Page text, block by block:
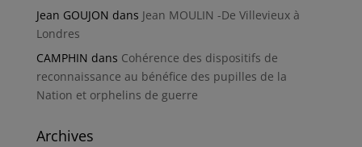
Jean GOUJON dans Jean MOULIN -De Villevieux à
Londres
CAMPHIN dans Cohérence des dispositifs de
reconnaissance au bénéfice des pupilles de la
Nation et orphelins de guerre
Archives